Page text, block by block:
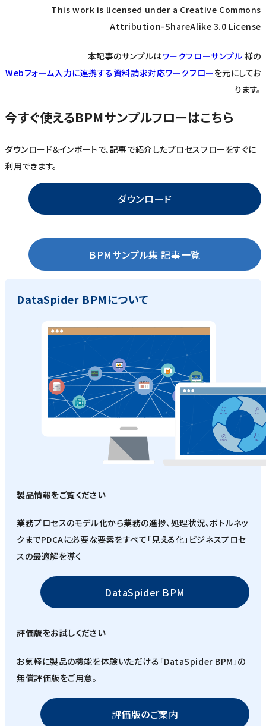
This work is licensed under a Creative Commons
Attribution-ShareAlike 3.0 License
本記事のサンプルはワークフローサンプル 様の
Webフォーム入力に連携する資料請求対応ワークフローを元にしてお
ります。
今すぐ使えるBPMサンプルフローはこちら
ダウンロード＆インポートで、記事で紹介したプロセスフローをすぐに
利用できます。
ダウンロード
BPMサンプル集 記事一覧
DataSpider BPMについて
製品情報をご覧ください
業務プロセスのモデル化から業務の進捗、処理状況、ボトルネッ
クまでPDCAに必要な要素をすべて「見える化」ビジネスプロセ
スの最適解を導く
DataSpider BPM
評価版をお試しください
お気軽に製品の機能を体験いただける「DataSpider BPM」の
無償評価版をご用意。
評価版のご案内